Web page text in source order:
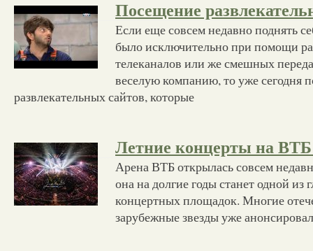
Посещение
Если еще совсем недавно поднять
было исключительно при помощи
телеканалов или же смешных
веселую компанию, то уже сегодня
развлекательных сайтов, которые
Летние концерты на ВТБ
Арена ВТБ открылась совсем
она на долгие годы станет одной из
концертных площадок. Многие
зарубежные звезды уже